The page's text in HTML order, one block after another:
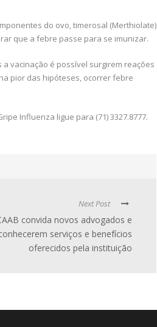
do ovo, timerosal (Merthiolate)
que a febre passe para se imunizar.
vacinação é possível surgirem reações
pior das hipóteses, ocorrer febre
Influenza ligue para (71) 3327.8777.
Next Post
convida novos advogados e
serviços e benefícios
oferecidos pela instituição